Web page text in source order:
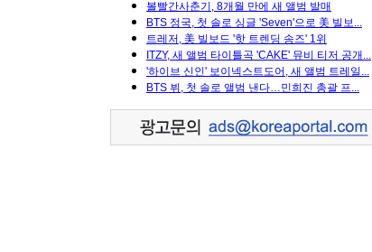
볼빨간사춘기, 8개월 만에 새 앨범 발매
BTS 정국, 첫 솔로 싱글 'Seven'으로 美 빌보...
트레저, 美 빌보드 '핫 트렌딩 송즈' 1위
ITZY, 새 앨범 타이틀곡 'CAKE' 뮤비 티저 공개...
'하이브 신인' 보이넥스트도어, 새 앨범 트레일...
BTS 뷔, 첫 솔로 앨범 낸다…민희진 총괄 프...